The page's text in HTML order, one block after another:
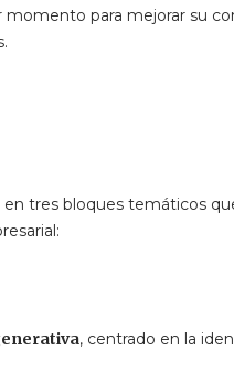
momento para mejorar su
tres bloques temáticos
, centrado en la